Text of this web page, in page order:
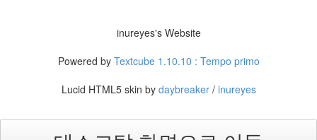
inureyes's Website
Powered by Textcube 1.10.10 : Tempo primo
Lucid HTML5 skin by daybreaker/ inureyes